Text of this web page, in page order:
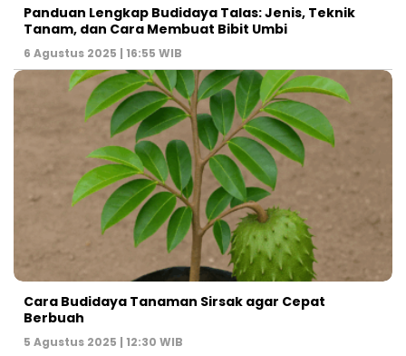
Panduan Lengkap Budidaya Talas: Jenis, Teknik
Tanam, dan Cara Membuat Bibit Umbi
6 Agustus 2025 | 16:55 WIB
Cara Budidaya Tanaman Sirsak agar Cepat
Berbuah
5 Agustus 2025 | 12:30 WIB